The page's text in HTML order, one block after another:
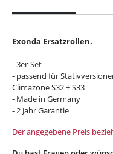
Exonda Ersatzrollen.
- 3er-Set
- passend für
Climazone S32 + S33
- Made in Germany
- 2 Jahr Garantie
Der angegebene Preis